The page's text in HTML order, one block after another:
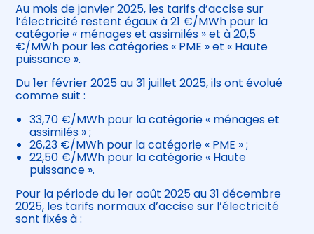
Au mois de janvier 2025, les tarifs d’accise sur
l’électricité restent égaux à 21 €/MWh pour la
catégorie « ménages et assimilés » et à 20,5
€/MWh pour les catégories « PME » et « Haute
puissance ».
Du 1er février 2025 au 31 juillet 2025, ils ont évolué
comme suit :
33,70 €/MWh pour la catégorie « ménages et
assimilés » ;
26,23 €/MWh pour la catégorie « PME » ;
22,50 €/MWh pour la catégorie « Haute
puissance ».
Pour la période du 1er août 2025 au 31 décembre
2025, les tarifs normaux d’accise sur l’électricité
sont fixés à :